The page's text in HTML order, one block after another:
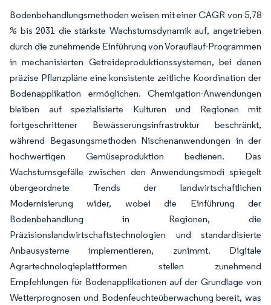
Bodenbehandlungsmethoden weisen mit einer CAGR von 5,78
% bis 2031 die stärkste Wachstumsdynamik auf, angetrieben
durch die zunehmende Einführung von Vorauflauf-Programmen
in mechanisierten Getreideproduktionssystemen, bei denen
präzise Pflanzpläne eine konsistente zeitliche Koordination der
Bodenapplikation ermöglichen. Chemigation-Anwendungen
bleiben auf spezialisierte Kulturen und Regionen mit
fortgeschrittener Bewässerungsinfrastruktur beschränkt,
während Begasungsmethoden Nischenanwendungen in der
hochwertigen Gemüseproduktion bedienen. Das
Wachstumsgefälle zwischen den Anwendungsmodi spiegelt
übergeordnete Trends der landwirtschaftlichen
Modernisierung wider, wobei die Einführung der
Bodenbehandlung in Regionen, die
Präzisionslandwirtschaftstechnologien und standardisierte
Anbausysteme implementieren, zunimmt. Digitale
Agrartechnologieplattformen stellen zunehmend
Empfehlungen für Bodenapplikationen auf der Grundlage von
Wetterprognosen und Bodenfeuchteüberwachung bereit, was